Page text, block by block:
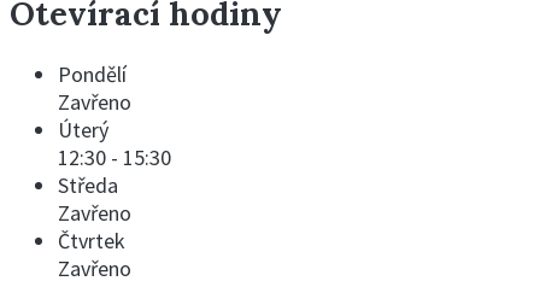
Otevírací hodiny
Pondělí
Zavřeno
Úterý
12:30 - 15:30
Středa
Zavřeno
Čtvrtek
Zavřeno